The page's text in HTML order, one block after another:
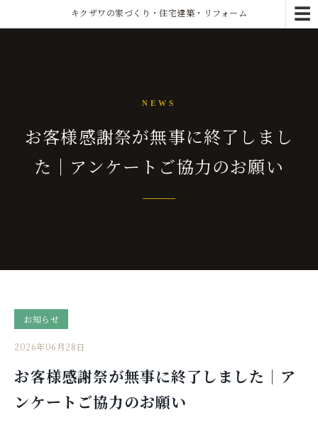
☰
キクザワの家づくり・住宅建築・リフォーム
NEWS
お客様感謝祭が無事に終了しまし
た｜アンケートご協力のお願い
お知らせ
2026年06月28日
お客様感謝祭が無事に終了しました｜ア
ンケートご協力のお願い